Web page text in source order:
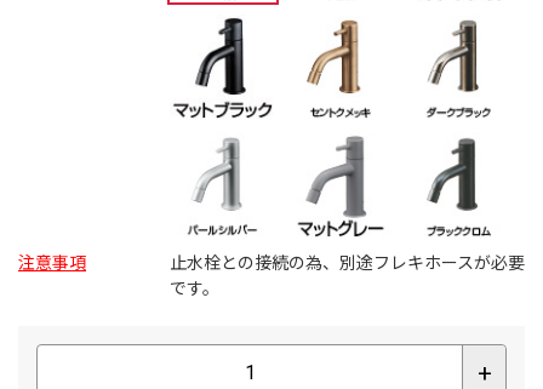
注意事項
止水栓との接続の為、別途フレキホースが必要
です。
+